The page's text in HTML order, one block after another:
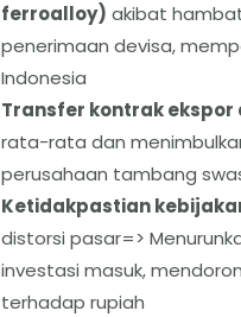
ferroalloy) akibat
penerimaan devisa,
Indonesia
Transfer kontrak ekspor
rata-rata dan
perusahaan tambang
Ketidakpastian
distorsi pasar=>
investasi masuk,
terhadap rupiah